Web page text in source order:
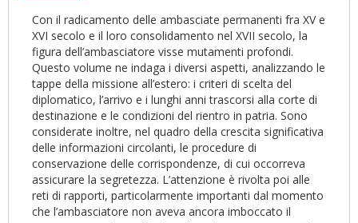
Con il radicamento delle ambasciate permanenti fra XV e
XVI secolo e il loro consolidamento nel XVII secolo, la
figura dell’ambasciatore visse mutamenti profondi.
Questo volume ne indaga i diversi aspetti, analizzando le
tappe della missione all’estero: i criteri di scelta del
diplomatico, l’arrivo e i lunghi anni trascorsi alla corte di
destinazione e le condizioni del rientro in patria. Sono
considerate inoltre, nel quadro della crescita significativa
delle informazioni circolanti, le procedure di
conservazione delle corrispondenze, di cui occorreva
assicurare la segretezza. L’attenzione è rivolta poi alle
reti di rapporti, particolarmente importanti dal momento
che l’ambasciatore non aveva ancora imboccato il